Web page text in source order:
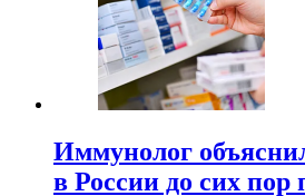
Иммунолог
в России до сих